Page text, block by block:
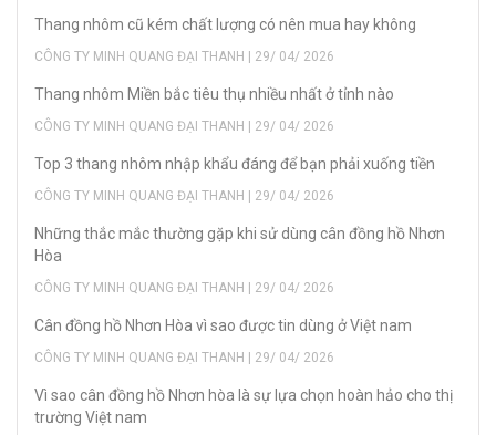
Thang nhôm cũ kém chất lượng có nên mua hay không
CÔNG TY MINH QUANG ĐẠI THANH | 29/ 04/ 2026
Thang nhôm Miền bắc tiêu thụ nhiều nhất ở tỉnh nào
CÔNG TY MINH QUANG ĐẠI THANH | 29/ 04/ 2026
Top 3 thang nhôm nhập khẩu đáng để bạn phải xuống tiền
CÔNG TY MINH QUANG ĐẠI THANH | 29/ 04/ 2026
Những thắc mắc thường gặp khi sử dùng cân đồng hồ Nhơn
Hòa
CÔNG TY MINH QUANG ĐẠI THANH | 29/ 04/ 2026
Cân đồng hồ Nhơn Hòa vì sao được tin dùng ở Việt nam
CÔNG TY MINH QUANG ĐẠI THANH | 29/ 04/ 2026
Vì sao cân đồng hồ Nhơn hòa là sự lựa chọn hoàn hảo cho thị
trường Việt nam